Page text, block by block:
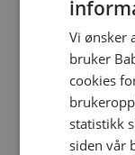
kr
Vi ønsker
bruker
cookies
statistikk
siden vår